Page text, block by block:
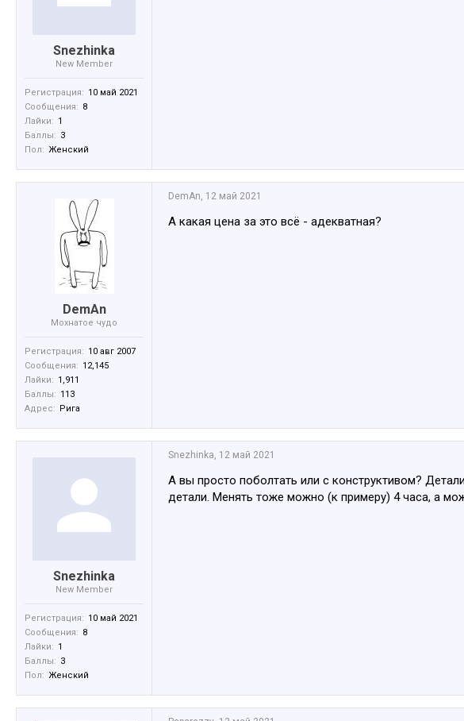
Snezhinka
New Member
Регистрация: 10 май 2021
Сообщения: 8
Лайки: 1
Баллы: 3
Пол: Женский
DemAn
Мохнатое чудо
Регистрация: 10 авг 2007
Сообщения: 12,145
Лайки: 1,911
Баллы: 113
Адрес: Рига
DemAn, 12 май 2021
А какая цена за это всё - адекватная?
Snezhinka
New Member
Регистрация: 10 май 2021
Сообщения: 8
Лайки: 1
Баллы: 3
Пол: Женский
Snezhinka, 12 май 2021
А вы просто поболтать или с конструктивом?
детали. Менять тоже можно (к примеру) 4 часа, а